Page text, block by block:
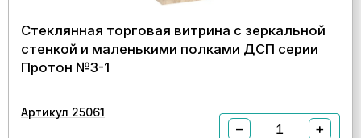
Стеклянная торговая витрина с зеркальной
стенкой и маленькими полками ДСП серии
Протон №3-1
Артикул 25061
− +